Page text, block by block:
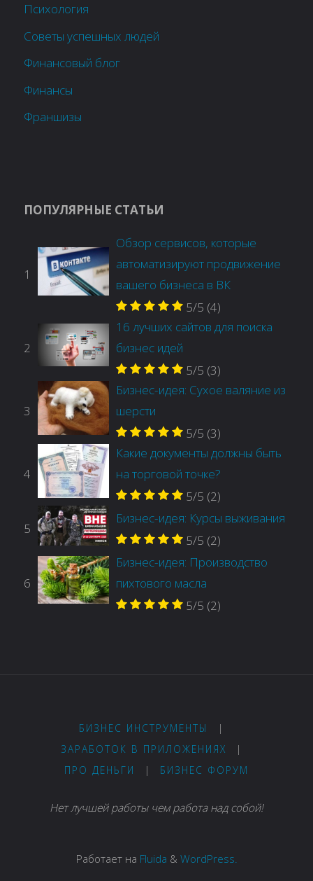
Психология
Советы успешных людей
Финансовый блог
Финансы
Франшизы
ПОПУЛЯРНЫЕ СТАТЬИ
1
Обзор сервисов, которые
автоматизируют продвижение
вашего бизнеса в ВК
5/5 (4)
2
16 лучших сайтов для поиска
бизнес идей
5/5 (3)
3
Бизнес-идея: Сухое валяние из
шерсти
5/5 (3)
4
Какие документы должны быть
на торговой точке?
5/5 (2)
5
Бизнес-идея: Курсы выживания
5/5 (2)
6
Бизнес-идея: Производство
пихтового масла
5/5 (2)
БИЗНЕС ИНСТРУМЕНТЫ
|
ЗАРАБОТОК В ПРИЛОЖЕНИЯХ
|
ПРО ДЕНЬГИ
| БИЗНЕС ФОРУМ
Нет лучшей работы чем работа над собой!
Работает на Fluida & WordPress.